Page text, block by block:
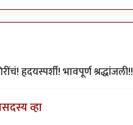
हृदयस्पर्शी! भावपूर्ण श्रद्धांजली!!
सदस्य व्हा